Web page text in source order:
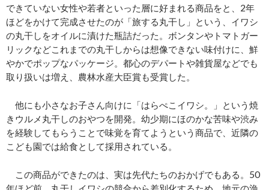
できていない女性や若者といった層に好まれる商品をと、2年
ほどをかけて完成させたのが「旅する丸干し」という、イワシ
の丸干しをオイルに漬けた瓶詰だった。ボンタンやトマトガー
リックなどこれまでの丸干しからは想像できない味付けに、鮮
やかでポップなパッケージ。都心のデパートや雑貨屋などでも
取り扱いは増え、農林水産大臣賞も受賞した。
他にも小さなお子さん向けに「はらぺこイワシ。」という焼
きウルメ丸干しのおやつを開発。幼少期にほのかな苦味や渋み
を経験してもらうことで味覚を育てようという商品で、近隣の
こども園では給食として採用されている。
この商品ができたのは、実は先代たちのおかげでもある。 50